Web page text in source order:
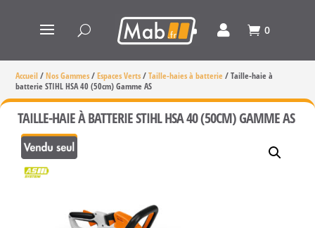
0
Accueil/Nos Gammes/Espaces Verts/Taille-haies à batterie /Taille-haie à
batterie STIHL HSA 40 (50cm) Gamme AS
TAILLE-HAIE À BATTERIE STIHL HSA 40 (50CM) GAMME AS